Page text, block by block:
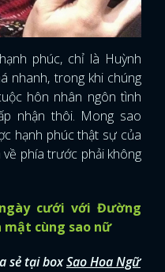
phúc, chỉ là Huỳnh
nhanh, trong khi chúng
hôn nhân ngôn tình
nhận thôi. Mong sao
hạnh phúc thật sự của
phía trước phải không
cưới với Đường
mật cùng sao nữ
sẻ tại boxSao Hoa Ngữ